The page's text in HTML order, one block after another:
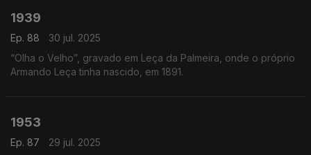
1939
Ep. 88
30 jul. 2025
“Olha o Velho”, gravado em Leça da Palmeira, onde o próprio
Armando Leça tinha nascido, em 1891.
1953
Ep. 87
29 jul. 2025